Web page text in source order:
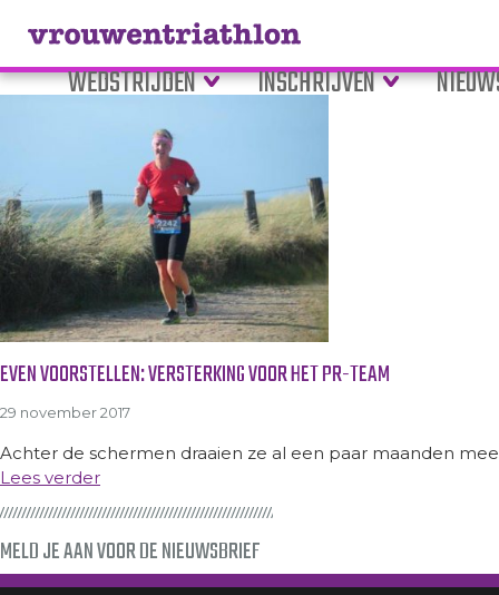
WEDSTRIJDEN INSCHRIJVEN
Tag Archive: Angele van
EVEN VOORSTELLEN: VERSTERKING VOOR HET PR-TEAM
29 november 2017
Achter de schermen draaien ze al een paar maanden
Lees verder
MELD JE AAN VOOR DE NIEUWSBRIEF